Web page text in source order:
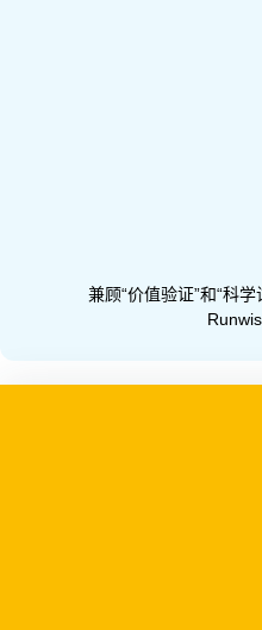
兼顾“价值验证”和“科学